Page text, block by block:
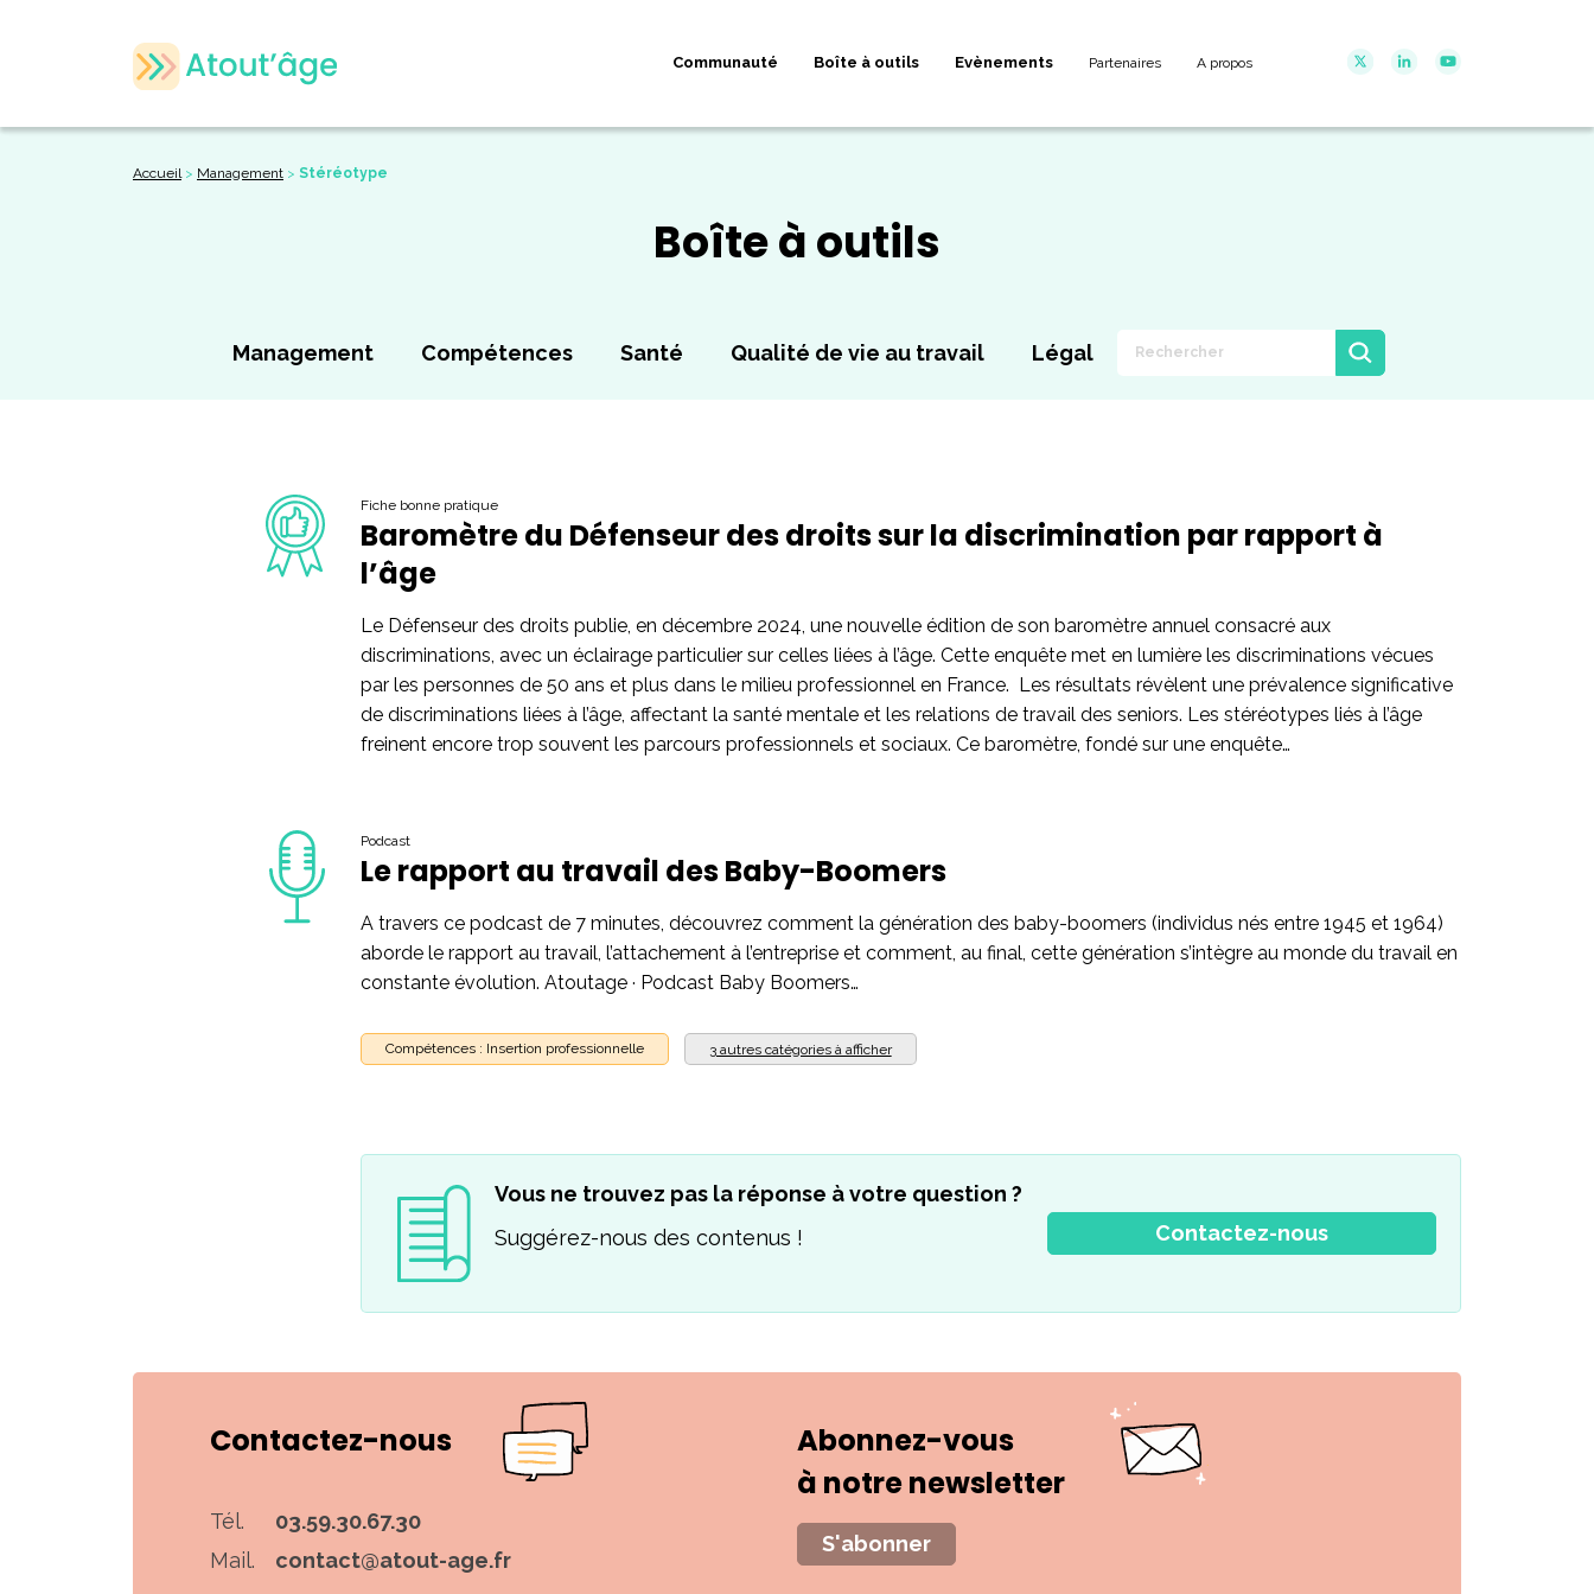
Communauté Boîte à outils Evènements Partenaires A propos
Accueil> Management > Stéréotype
Boîte à outils
Management Compétences Santé Qualité de vie au travail Légal
Fiche bonne pratique
Baromètre du Défenseur des droits sur la discrimination par rapport à
l’âge
Le Défenseur des droits publie, en décembre 2024, une nouvelle édition de son baromètre annuel consacré aux
discriminations, avec un éclairage particulier sur celles liées à l’âge. Cette enquête met en lumière les discriminations vécues
par les personnes de 50 ans et plus dans le milieu professionnel en France. ​ Les résultats révèlent une prévalence significative
de discriminations liées à l’âge, affectant la santé mentale et les relations de travail des seniors. Les stéréotypes liés à l’âge
freinent encore trop souvent les parcours professionnels et sociaux. Ce baromètre, fondé sur une enquête…
Podcast
Le rapport au travail des Baby-Boomers
A travers ce podcast de 7 minutes, découvrez comment la génération des baby-boomers (individus nés entre 1945 et 1964)
aborde le rapport au travail, l’attachement à l’entreprise et comment, au final, cette génération s’intègre au monde du travail en
constante évolution. Atoutage · Podcast Baby Boomers…
Compétences : Insertion professionnelle 3 autres catégories à afficher
Vous ne trouvez pas la réponse à votre question ?
Suggérez-nous des contenus !
Contactez-nous
Contactez-nous
Tél.
03.59.30.67.30
Mail.
contact@atout-age.fr
Abonnez-vous
à notre newsletter
S'abonner